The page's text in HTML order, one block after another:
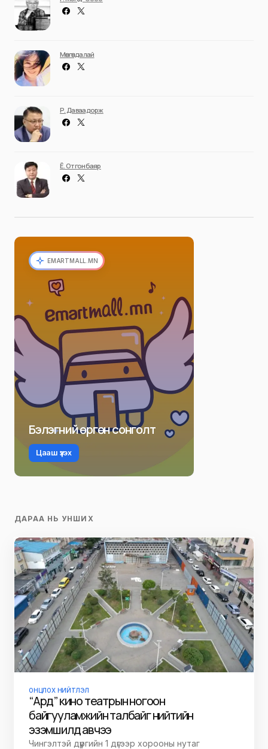
Мөнгөндалай
Р. Даваадорж
Ё. Отгонбаяр
EMARTMALL.MN
Бэлэгний өргөн сонголт
Цааш үзэх
ДАРАА НЬ УНШИХ
ОНЦЛОХ НИЙТЛЭЛ
“Ард” кино театрын ногоон
байгууламжийн талбайг нийтийн
эзэмшилд авчээ
Чингэлтэй дүүргийн 1 дүгээр хорооны нутаг